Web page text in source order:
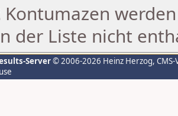
Kontumazen
der Liste nicht
Server© 2006-2026 Heinz Herzog,